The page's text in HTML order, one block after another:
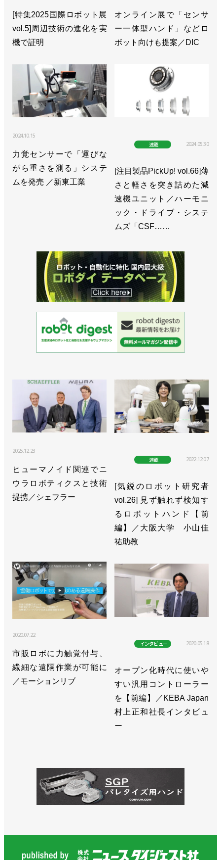
[特集2025国際ロボット展
vol.5]周辺技術の進化を実
機で証明
オンライン展で「センサ
ー一体型ハンド」などロ
ボット向けも提案／DIC
2024.10.15
力覚センサーで「運びな
がら重さを測る」システ
ムを発売 ／新東工業
連載 2024.05.30
[注目製品PickUp! vol.66]薄
さと軽さを突き詰めた減
速機ユニット／ハーモニ
ック・ドライブ・システ
ムズ「CSF……
2025.12.23
ヒューマノイド関連でニ
ウラロボティクスと技術
提携／シェフラー
連載 2022.12.07
[気鋭のロボット研究者
vol.26] 見ず触れず検知す
るロボットハンド【前
編】／大阪大学 小山佳
祐助教
2020.07.22
市販ロボに力触覚付与、
繊細な遠隔作業が可能に
／モーションリブ
インタビュー 2020.05.18
オープン化時代に使いや
すい汎用コントローラー
を【前編】／KEBA Japan
村上正和社長インタビュ
ー